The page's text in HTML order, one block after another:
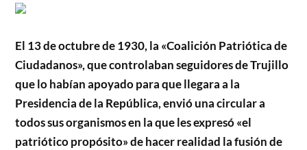
El 13 de octubre de 1930, la «Coalición Patriótica de
Ciudadanos», que controlaban seguidores de Trujillo
que lo habían apoyado para que llegara a la
Presidencia de la República, envió una circular a
todos sus organismos en la que les expresó «el
patriótico propósito» de hacer realidad la fusión de